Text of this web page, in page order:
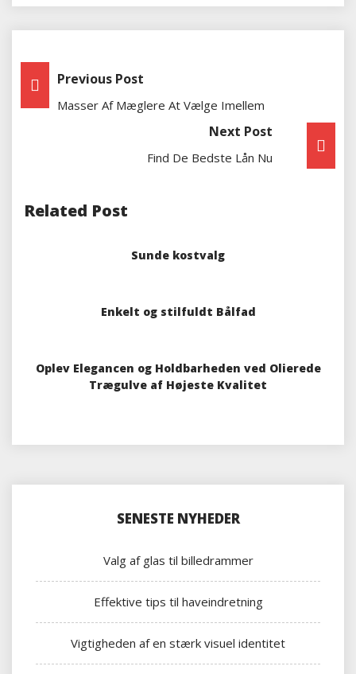
Indlægsnavigation
Previous Post
Masser Af Mæglere At Vælge Imellem
Next Post
Find De Bedste Lån Nu
Related Post
Sunde kostvalg
Enkelt og stilfuldt Bålfad
Oplev Elegancen og Holdbarheden ved Olierede
Trægulve af Højeste Kvalitet
SENESTE NYHEDER
Valg af glas til billedrammer
Effektive tips til haveindretning
Vigtigheden af en stærk visuel identitet